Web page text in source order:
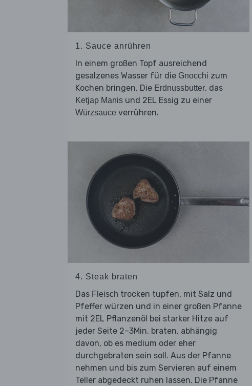
1. Sauce anrühren
In einem großen Topf ausreichend
gesalzenes Wasser für die Gnocchi zum
Kochen bringen. Die Erdnussbutter, das
Ketjap Manis und 2EL Essig zu einer
Würzsauce verrühren.
4. Steak braten
Das Fleisch trocken tupfen, mit Salz und
Pfeffer würzen und in einer großen Pfanne
mit 2EL Pflanzenöl bei starker Hitze auf
jeder Seite 2–3Min. braten, abhängig
davon, ob es medium oder eher
durchgebraten sein soll. Aus der Pfanne
nehmen und bis zum Servieren auf einem
Teller abgedeckt ruhen lassen. Die Pfanne